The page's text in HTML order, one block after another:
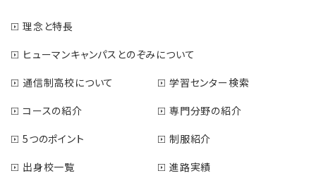
理念と特長
ヒューマンキャンパスとのぞみについて
通信制高校について
学習センター検索
コースの紹介
専門分野の紹介
5つのポイント
制服紹介
出身校一覧
進路実績